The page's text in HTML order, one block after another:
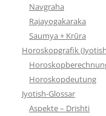
Navgraha
Rajayogakaraka
Saumya + Krūra
Horoskopgrafik
Horoskopdeutung
Jyotish-Glossar
Aspekte – Drishti